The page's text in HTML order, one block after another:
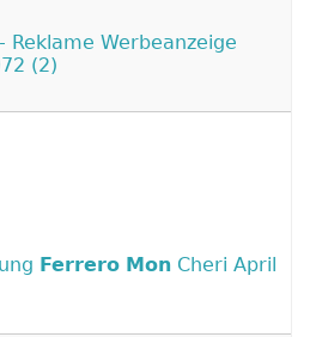
Reklame Werbeanzeige
(2)
Ferrero Mon Cheri April